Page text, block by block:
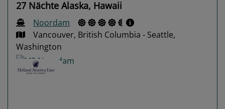
27 Nächte Alaska, Hawaii
Noordam
Vancouver, British Columbia - Seattle,
Washington